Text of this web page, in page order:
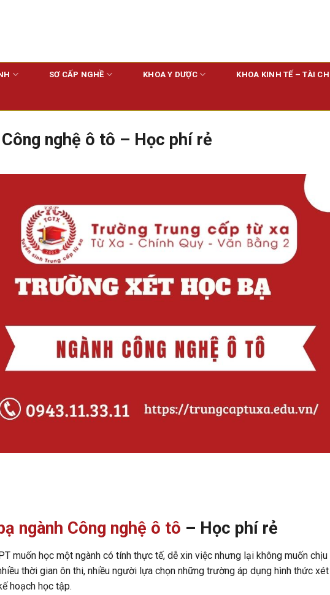
SƠ CẤP NGHỀ KHOA Y DƯỢC KHOA KINH TẾ – TÀI
nghệ ô tô – Học phí rẻ
ngành Công nghệ ô tô – Học phí rẻ
muốn học một ngành có tính thực tế, dễ xin việc nhưng lại không muốn chịu
thời gian ôn thi, nhiều người lựa chọn những trường áp dụng hình thức xét
hoạch học tập.